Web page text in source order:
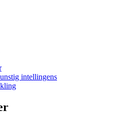
intellingens